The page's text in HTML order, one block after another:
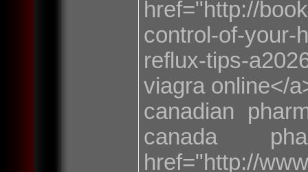
href="http://
control-of-your-
reflux-tips-
viagra online</
canadian
canada
href="http://